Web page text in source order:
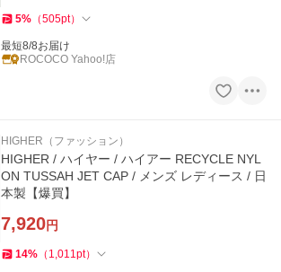
5% （505pt）
最短8/8お届け
ROCOCO Yahoo!店
HIGHER（ファッション）
HIGHER / ハイヤー / ハイアー RECYCLE NYL
ON TUSSAH JET CAP / メンズ レディース / 日
本製【爆買】
7,920円
14% （ 1,011pt）